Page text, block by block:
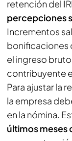
retención del
percepciones
Incrementos
bonificaciones
el ingreso
contribuyente
Para ajustar la
la empresa
en la nómina.
últimos meses